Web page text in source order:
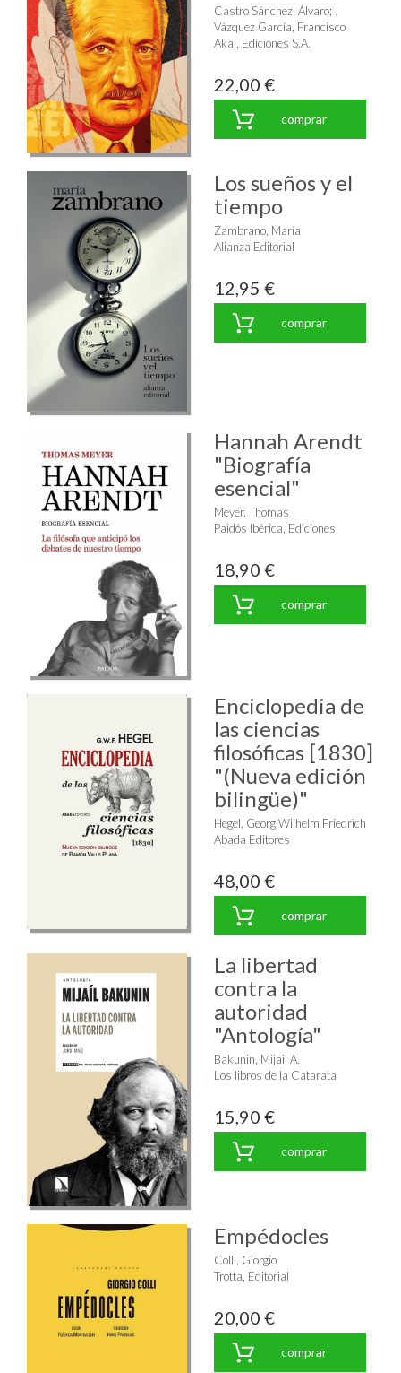
Castro Sánchez, Álvaro;
Vázquez García, Francisco
Akal, Ediciones S.A.
22,00 €
comprar
Los sueños y el
tiempo
Zambrano, María
Alianza Editorial
12,95 €
comprar
Hannah Arendt
"Biografía
esencial"
Meyer, Thomas
Paidós Ibérica, Ediciones
18,90 €
comprar
Enciclopedia de
las ciencias
filosóficas [1830]
"(Nueva edición
bilingüe)"
Hegel, Georg Wilhelm Friedrich
Abada Editores
48,00 €
comprar
La libertad
contra la
autoridad
"Antología"
Bakunin, Mijail A.
Los libros de la Catarata
15,90 €
comprar
Empédocles
Colli, Giorgio
Trotta, Editorial
20,00 €
comprar